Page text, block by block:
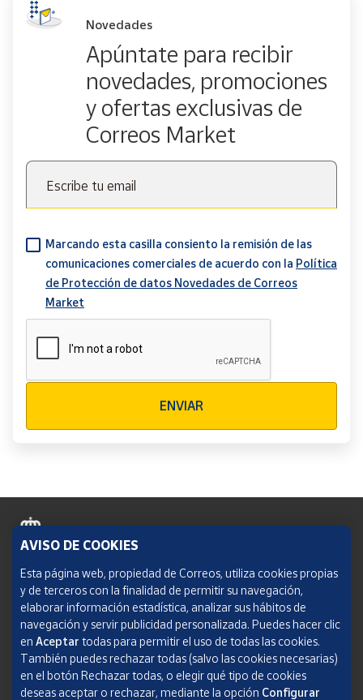
Novedades
Apúntate para recibir
novedades, promociones
y ofertas exclusivas de
Correos Market
Escribe tu email
Marcando esta casilla consiento la remisión de las
comunicaciones comerciales de acuerdo con la Política
de Protección de datos Novedades de Correos
Market
ENVIAR
Política de cookies
Aviso legal
Condiciones del servicio
Política de Privacidad Web
AVISO DE COOKIES
Esta página web, propiedad de Correos, utiliza cookies propias
y de terceros con la finalidad de permitir su navegación,
elaborar información estadística, analizar sus hábitos de
navegación y servir publicidad personalizada. Puedes hacer clic
en Aceptar todas para permitir el uso de todas las cookies.
También puedes rechazar todas (salvo las cookies necesarias)
en el botón Rechazar todas, o elegir qué tipo de cookies
deseas aceptar o rechazar, mediante la opción Configurar